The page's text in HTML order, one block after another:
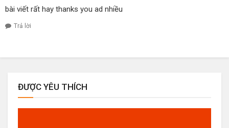
bài viết rất hay thanks you ad nhiều
Trả lời
ĐƯỢC YÊU THÍCH